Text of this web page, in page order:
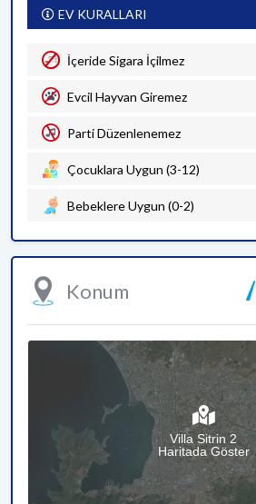
EV KURALLARI
İçeride Sigara İçilmez
Evcil Hayvan Giremez
Parti Düzenlenemez
Çocuklara Uygun (3-12)
Bebeklere Uygun (0-2)
Konum
Villa Sitrin 2
Haritada Göster